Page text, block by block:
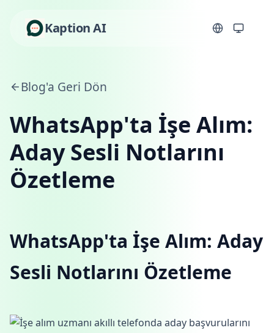
Kaption AI
Blog'a Geri Dön
WhatsApp'ta İşe Alım:
Aday Sesli Notlarını
Özetleme
WhatsApp'ta İşe Alım: Aday
Sesli Notlarını Özetleme